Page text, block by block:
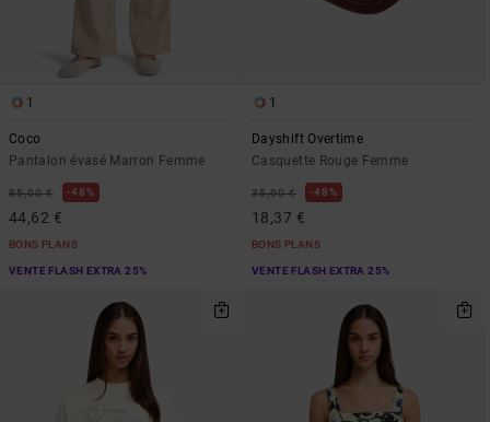
1
Coco
Pantalon évasé Marron Femme
85,00 € 48%
44,62 €
BONS PLANS
VENTE FLASH EXTRA 25%
1
Dayshift Overtime
Casquette Rouge Femme
35,00 € 48%
18,37 €
BONS PLANS
VENTE FLASH EXTRA 25%